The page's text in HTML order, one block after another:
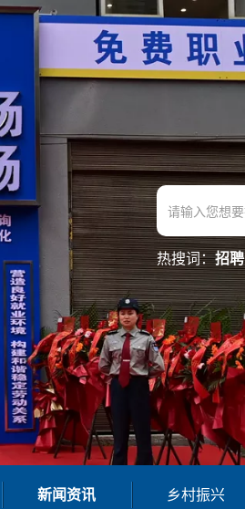
热搜词：招聘
新闻资讯 乡村振兴